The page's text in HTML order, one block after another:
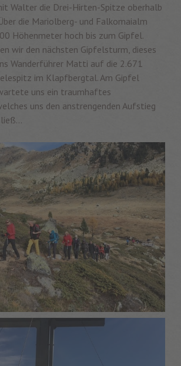
Walter die Drei-Hirten-Spitze oberhalb
die Mariolberg- und Falkomaialm
Höhenmeter hoch bis zum Gipfel.
wir den nächsten Gipfelsturm, dieses
Wanderführer Matti auf die 2.671
im Klapfbergtal. Am Gipfel
uns ein traumhaftes
uns den anstrengenden Aufstieg
ließ…